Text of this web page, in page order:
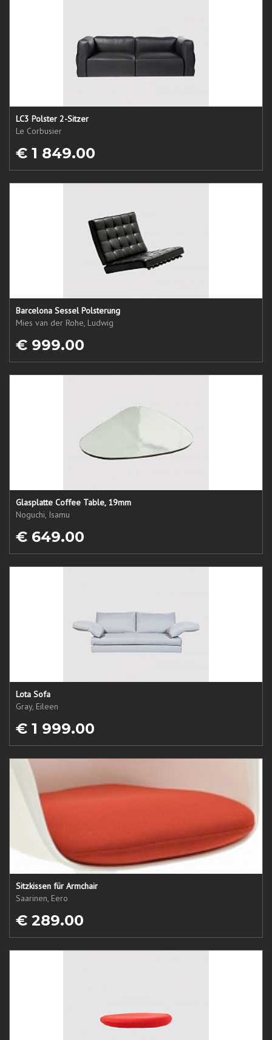
LC3 Polster 2-Sitzer
Le Corbusier
€ 1 849.00
Barcelona Sessel Polsterung
Mies van der Rohe, Ludwig
€ 999.00
Glasplatte Coffee Table, 19mm
Noguchi, Isamu
€ 649.00
Lota Sofa
Gray, Eileen
€ 1 999.00
Sitzkissen für Armchair
Saarinen, Eero
€ 289.00